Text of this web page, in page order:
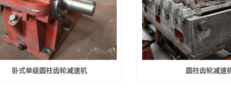
卧式单级圆柱齿轮减速机 圆柱齿轮减速